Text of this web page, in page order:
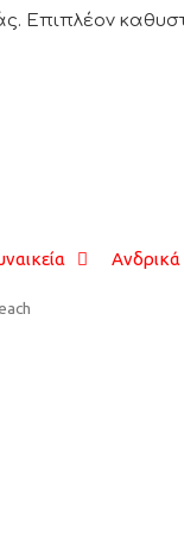
Επιπλέον
Ανδρικά